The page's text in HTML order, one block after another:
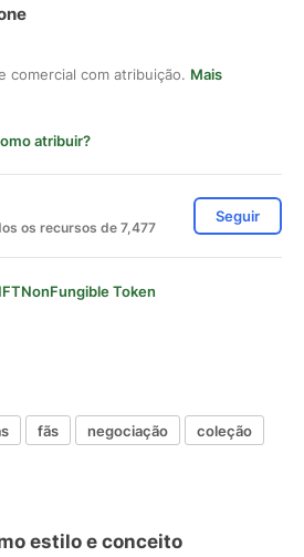
comercial com atribuição. Mais
atribuir?
os recursos de 7,477
Seguir
Token
fãs negociação
coleção
estilo e conceito